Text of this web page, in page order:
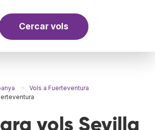
Cercar vols
Vols a Fuerteventura
vols Sevilla